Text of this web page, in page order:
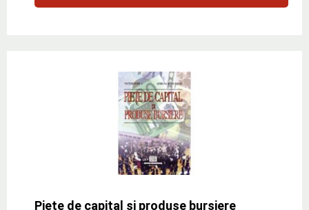
Piete de capital si produse bursiere